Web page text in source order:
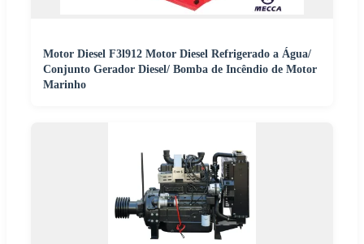
Motor Diesel F3l912 Motor Diesel Refrigerado a Água/
Conjunto Gerador Diesel/ Bomba de Incêndio de Motor
Marinho